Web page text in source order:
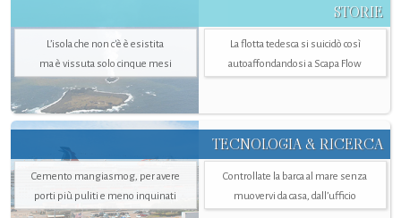
STORIE
L’isola che non c'è è esistita
ma è vissuta solo cinque mesi
La flotta tedesca si suicidò così
autoaffondandosi a Scapa Flow
TECNOLOGIA & RICERCA
Cemento mangiasmog, per avere
porti più puliti e meno inquinati
Controllate la barca al mare senza
muovervi da casa, dall’ufficio